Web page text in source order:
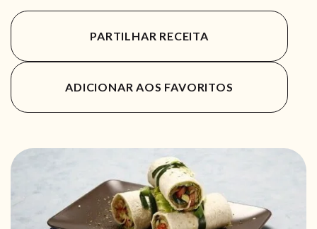
PARTILHAR RECEITA
ADICIONAR AOS FAVORITOS